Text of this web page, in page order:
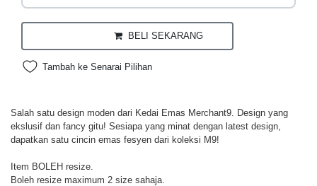
BELI SEKARANG
Tambah ke Senarai Pilihan
Salah satu design moden dari Kedai Emas Merchant9. Design yang
ekslusif dan fancy gitu! Sesiapa yang minat dengan latest design,
dapatkan satu cincin emas fesyen dari koleksi M9!
Item BOLEH resize.
Boleh resize maximum 2 size sahaja.